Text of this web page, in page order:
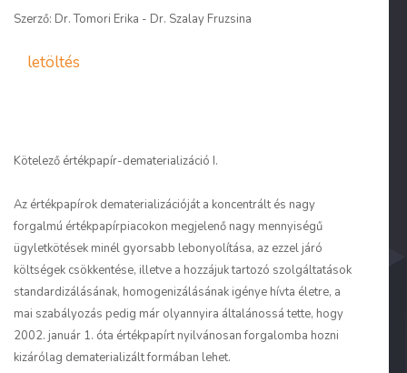
Szerző: Dr. Tomori Erika - Dr. Szalay Fruzsina
letöltés
Kötelező értékpapír-dematerializáció I.
Az értékpapírok dematerializációját a koncentrált és nagy
forgalmú értékpapírpiacokon megjelenő nagy mennyiségű
ügyletkötések minél gyorsabb lebonyolítása, az ezzel járó
költségek csökkentése, illetve a hozzájuk tartozó szolgáltatások
standardizálásának, homogenizálásának igénye hívta életre, a
mai szabályozás pedig már olyannyira általánossá tette, hogy
2002. január 1. óta értékpapírt nyilvánosan forgalomba hozni
kizárólag dematerializált formában lehet.